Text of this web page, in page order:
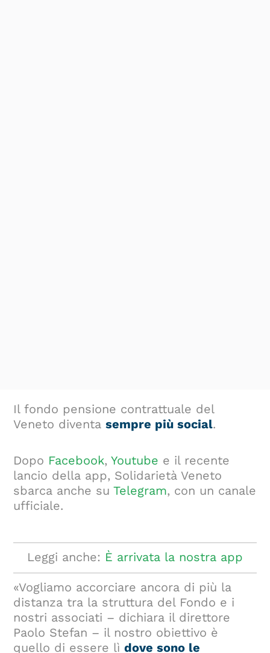
Il fondo pensione contrattuale del
Veneto diventasempre più social.
Dopo Facebook,Youtube e il recente
lancio della app, Solidarietà Veneto
sbarca anche suTelegram, con un canale
ufficiale.
Leggi anche: È arrivata la nostra app
«Vogliamo accorciare ancora di più la
distanza tra la struttura del Fondo e i
nostri associati – dichiara il direttore
Paolo Stefan – il nostro obiettivo è
quello di essere lìdove sono le